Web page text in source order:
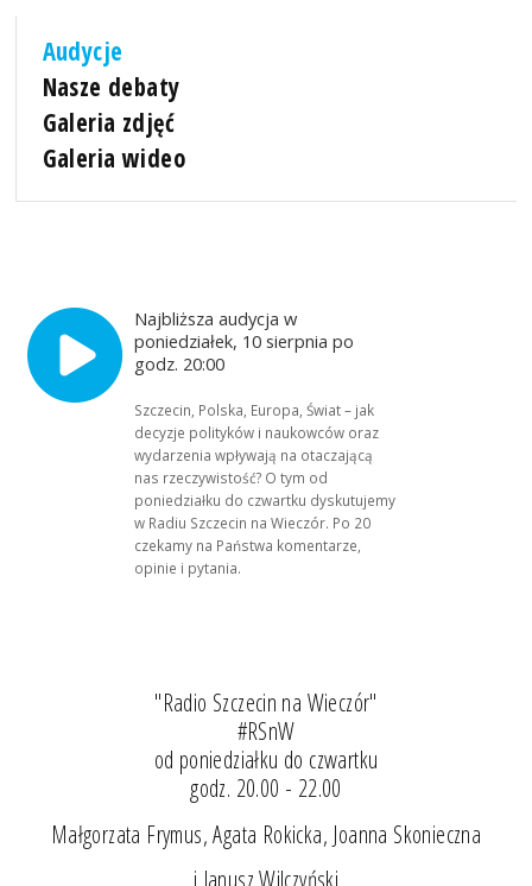
Audycje
Nasze debaty
Galeria zdjęć
Galeria wideo
Najbliższa audycja w
poniedziałek, 10 sierpnia po
godz. 20:00
Szczecin, Polska, Europa, Świat – jak
decyzje polityków i naukowców oraz
wydarzenia wpływają na otaczającą
nas rzeczywistość? O tym od
poniedziałku do czwartku dyskutujemy
w Radiu Szczecin na Wieczór. Po 20
czekamy na Państwa komentarze,
opinie i pytania.
"Radio Szczecin na Wieczór"
#RSnW
od poniedziałku do czwartku
godz. 20.00 - 22.00
Małgorzata Frymus, Agata Rokicka, Joanna Skonieczna